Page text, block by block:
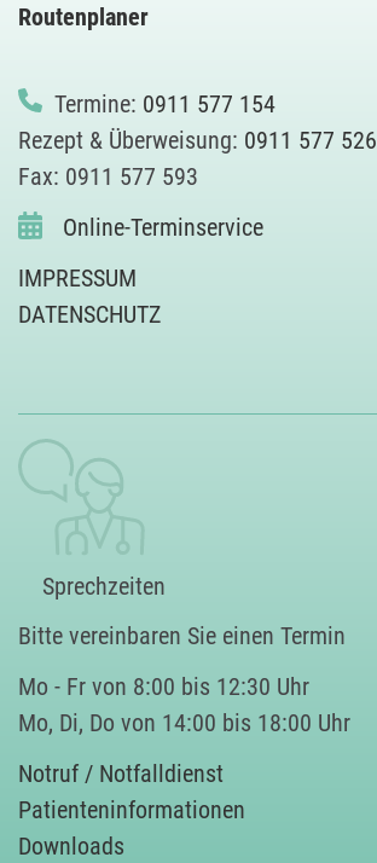
Routenplaner
Termine: 0911 577 154
Rezept & Überweisung: 0911 577 526
Fax: 0911 577 593
Online-Terminservice
IMPRESSUM
DATENSCHUTZ
Sprechzeiten
Bitte vereinbaren Sie einen Termin
Mo - Fr von 8:00 bis 12:30 Uhr
Mo, Di, Do von 14:00 bis 18:00 Uhr
Notruf / Notfalldienst
Patienteninformationen
Downloads